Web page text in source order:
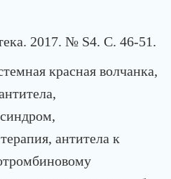
2017. № S4. С. 46-51.
красная волчанка,
антитела к